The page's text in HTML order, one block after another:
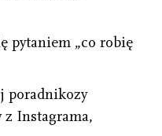
pytaniem „co robię
poradnikozy
z Instagrama,